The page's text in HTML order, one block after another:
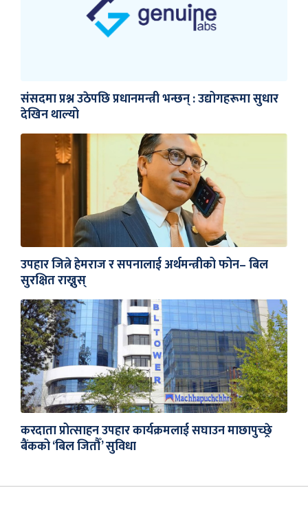
संसदमा प्रश्न उठेपछि प्रधानमन्त्री भन्छन् : उद्योगहरूमा सुधार
देखिन थाल्यो
उपहार जित्ने हेमराज र सपनालाई अर्थमन्त्रीको फोन– बिल
सुरक्षित राख्नुस्
करदाता प्रोत्साहन उपहार कार्यक्रमलाई सघाउन माछापुच्छ्रे
बैंकको ‘बिल जितौँ’ सुविधा